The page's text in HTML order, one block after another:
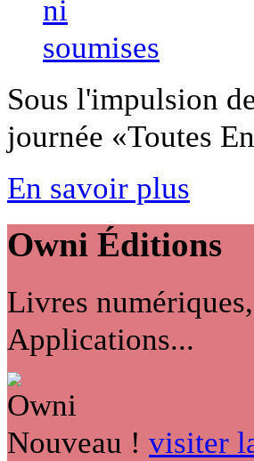
Sous l'impulsion
journée «Toutes
En savoir plus
Owni Éditions
Livres numériques,
Applications...
Nouveau ! visiter